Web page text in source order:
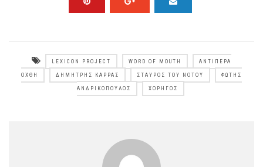
LEXICON PROJECT WORD OF MOUTH ΑΝΤΊΠΕΡΑ
ΌΧΘΗ ΔΗΜΉΤΡΗΣ ΚΑΡΡΆΣ ΣΤΑΥΡΌΣ ΤΟΥ ΝΌΤΟΥ ΦΏΤΗΣ
ΑΝΔΡΙΚΌΠΟΥΛΟΣ ΧΟΡΗΓΌΣ